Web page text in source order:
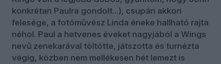
konkrétan Paulra gondolt...), csupán akkori
felesége, a fotóművész Linda éneke hallható rajta
néhol. Paul a hetvenes éveket nagyjából a Wings
nevű zenekarával töltötte, játszotta és turnézta
végig, közben nem mellékesen hét lemezt is